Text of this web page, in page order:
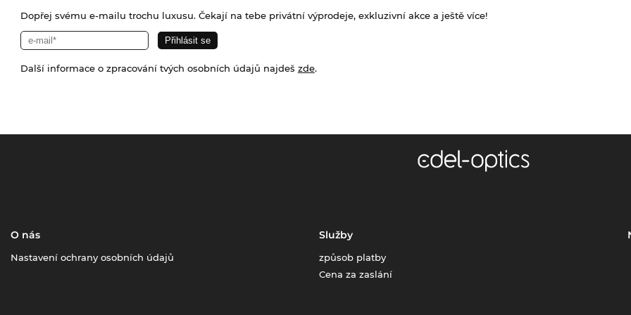
Dopřej svému e-mailu trochu luxusu. Čekají na tebe privátní výprodeje, exkluzivní akce a ještě více!
Další informace o zpracování tvých osobních údajů najdeš zde.
O nás
Nastavení ochrany osobních údajů
Služby
způsob platby
Cena za zaslání